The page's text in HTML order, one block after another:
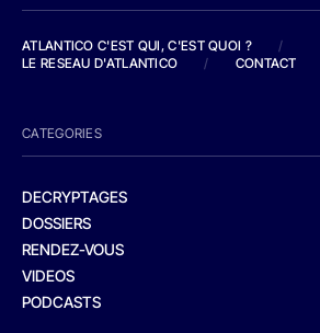
ATLANTICO C'EST QUI, C'EST QUOI ?
/
LE RESEAU D'ATLANTICO
/ CONTACT
CATEGORIES
DECRYPTAGES
DOSSIERS
RENDEZ-VOUS
VIDEOS
PODCASTS